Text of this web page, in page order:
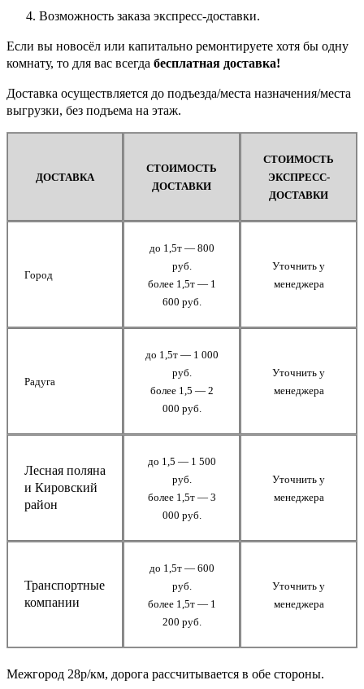
Возможность заказа экспресс-доставки.
Если вы новосёл или капитально ремонтируете хотя бы одну
комнату, то для вас всегда бесплатная доставка!
Доставка осуществляется до подъезда/места назначения/места
выгрузки, без подъема на этаж.
ДОСТАВКА
СТОИМОСТЬ
ДОСТАВКИ
СТОИМОСТЬ
ЭКСПРЕСС-
ДОСТАВКИ
Город
до 1,5т — 800
руб.
более 1,5т — 1
600 руб.
Уточнить у
менеджера
Радуга
до 1,5т — 1 000
руб.
более 1,5 — 2
000 руб.
Уточнить у
менеджера
Лесная поляна
и Кировский
район
до 1,5 — 1 500
руб.
более 1,5т — 3
000 руб.
Уточнить у
менеджера
Транспортные
компании
до 1,5т — 600
руб.
более 1,5т — 1
200 руб.
Уточнить у
менеджера
Межгород 28р/км, дорога рассчитывается в обе стороны.